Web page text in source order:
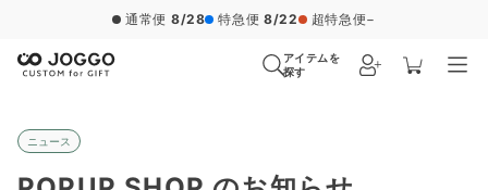
通常便 8/28 特急便 8/22 超特急便−
アイテムを
探す
ニュース